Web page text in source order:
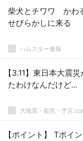
柴犬とチワワ かわ
せびらかしに来る
ハムスター速報
【3.11】東日本大震
たわけなんだけど...
大地震・前兆・予言
【ポイント】 Tポイ